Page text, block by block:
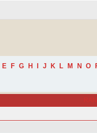
E F G H J K L M N O